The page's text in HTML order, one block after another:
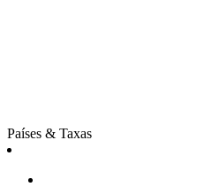
Países & Taxas